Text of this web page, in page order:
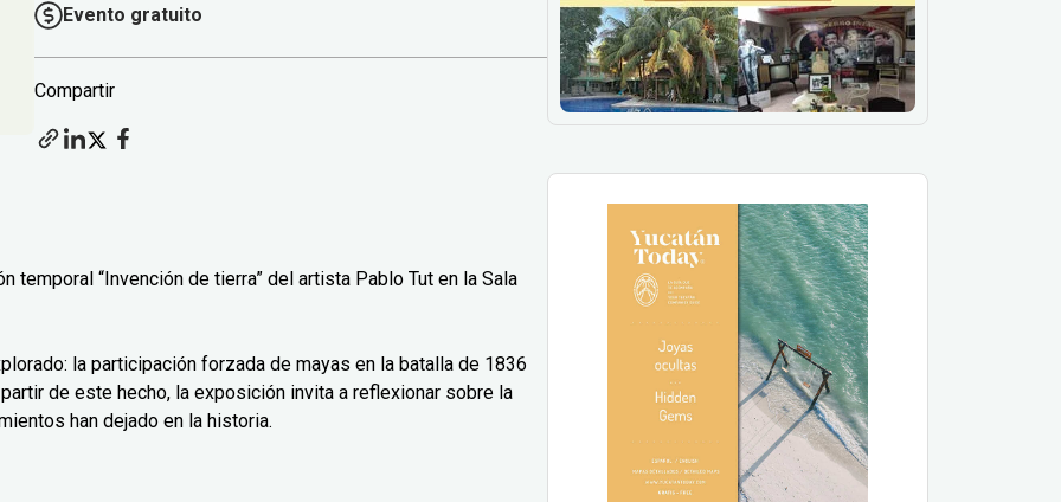
Evento gratuito
Compartir
“Invención de tierra” del artista Pablo Tut en la Sala
la participación forzada de mayas en la batalla de 1836
de este hecho, la exposición invita a reflexionar sobre la
han dejado en la historia.